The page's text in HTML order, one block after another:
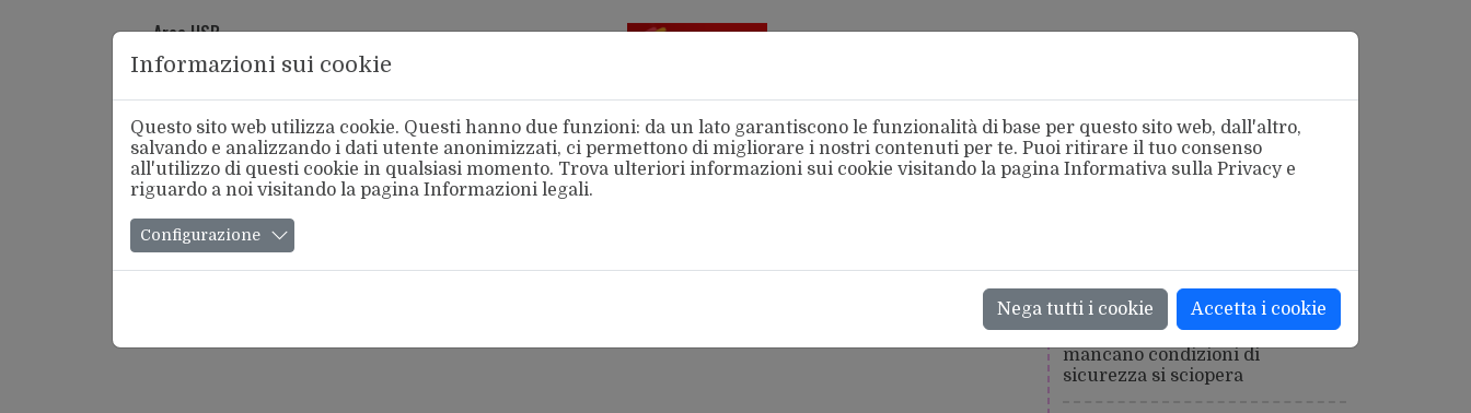
Area USB
alla FSM
Chi Siamo Categorie
SICUREZZA| ROMA
Caldo estremo: la salute viene
prima della produzione. Dove
mancano condizioni di
sicurezza si sciopera
Informazioni sui cookie
Questo sito web utilizza cookie. Questi hanno due funzioni: da un lato garantiscono le funzionalità di base per questo sito web, dall'altro,
salvando e analizzando i dati utente anonimizzati, ci permettono di migliorare i nostri contenuti per te. Puoi ritirare il tuo consenso
all'utilizzo di questi cookie in qualsiasi momento. Trova ulteriori informazioni sui cookie visitando la pagina Informativa sulla Privacye
riguardo a noi visitando la pagina Informazioni legali.
Configurazione
Nega tutti i cookie Accetta i cookie